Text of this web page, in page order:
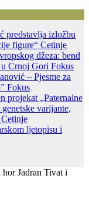
predstavlja izložbu
figure“ Cetinje
džeza: bend
Crnoj Gori Fokus
– Pjesme za
Fokus
projekat „Paternalne
varijante,
Cetinje
ljetopisu i
Jadran Tivat i